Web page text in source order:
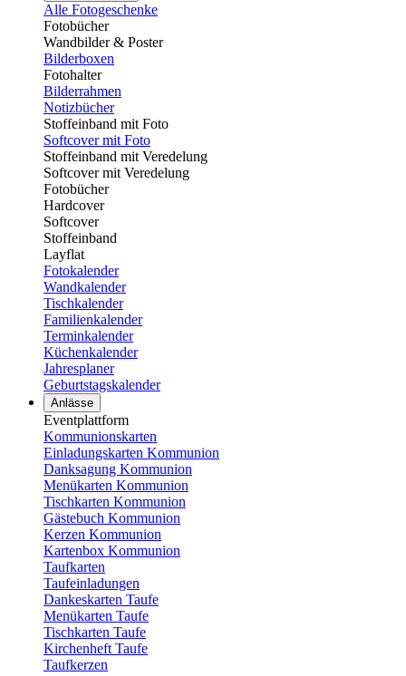
Alle Fotogeschenke
Fotobücher
Wandbilder & Poster
Bilderboxen
Fotohalter
Bilderrahmen
Notizbücher
Stoffeinband mit Foto
Softcover mit Foto
Stoffeinband mit Veredelung
Softcover mit Veredelung
Fotobücher
Hardcover
Softcover
Stoffeinband
Layflat
Fotokalender
Wandkalender
Tischkalender
Familienkalender
Terminkalender
Küchenkalender
Jahresplaner
Geburtstagskalender
Anlässe
Eventplattform
Kommunionskarten
Einladungskarten Kommunion
Danksagung Kommunion
Menükarten Kommunion
Tischkarten Kommunion
Gästebuch Kommunion
Kerzen Kommunion
Kartenbox Kommunion
Taufkarten
Taufeinladungen
Dankeskarten Taufe
Menükarten Taufe
Tischkarten Taufe
Kirchenheft Taufe
Taufkerzen